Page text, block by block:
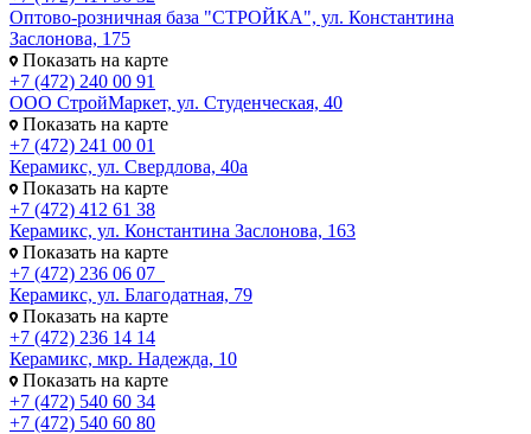
Оптово-розничная база "СТРОЙКА", ул. Константина
Заслонова, 175
Показать на карте
+7 (472) 240 00 91
ООО СтройМаркет, ул. Студенческая, 40
Показать на карте
+7 (472) 241 00 01
Керамикс, ул. Свердлова, 40а
Показать на карте
+7 (472) 412 61 38
Керамикс, ул. Константина Заслонова, 163
Показать на карте
+7 (472) 236 06 07
Керамикс, ул. Благодатная, 79
Показать на карте
+7 (472) 236 14 14
Керамикс, мкр. Надежда, 10
Показать на карте
+7 (472) 540 60 34
+7 (472) 540 60 80